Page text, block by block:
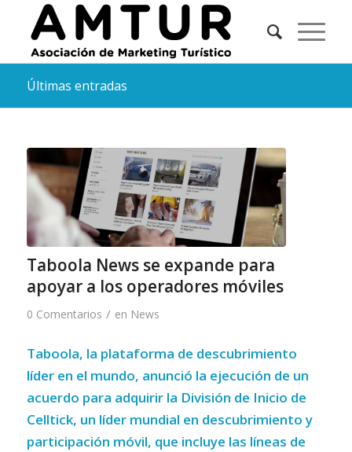
Últimas entradas
Taboola News se expande para
apoyar a los operadores móviles
0 Comentarios / en News
Taboola, la plataforma de descubrimiento
líder en el mundo, anunció la ejecución de un
acuerdo para adquirir la División de Inicio de
Celltick, un líder mundial en descubrimiento y
participación móvil, que incluye las líneas de